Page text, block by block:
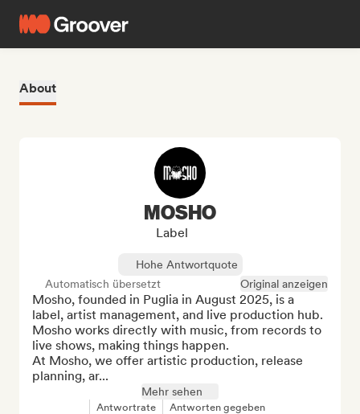
About
MOSHO
Label
Hohe Antwortquote
Automatisch übersetzt
Original anzeigen
Mosho, founded in Puglia in August 2025, is a
label, artist management, and live production hub.
Mosho works directly with music, from records to
live shows, making things happen.
At Mosho, we offer artistic production, release
planning, ar...
Mehr sehen
Antwortrate Antworten gegeben